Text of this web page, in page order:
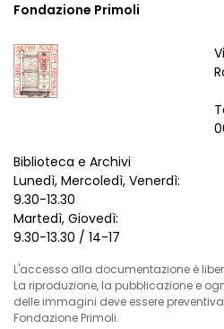
Fondazione Primoli
Biblioteca e Archivi
Lunedì, Mercoledì, Venerdì:
9.30-13.30
Martedì, Giovedì:
9.30-13.30 / 14-17
L'accesso alla documentazione è
La riproduzione, la pubblicazione e
delle immagini deve essere
Fondazione Primoli.